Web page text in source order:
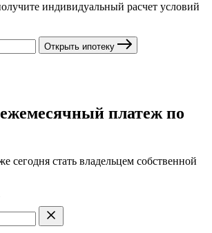
индивидуальный расчет условий
Открыть ипотеку
платеж по
сегодня стать владельцем собственной